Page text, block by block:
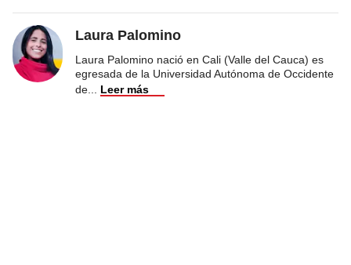
Laura Palomino
Laura Palomino nació en Cali (Valle del Cauca) es
egresada de la Universidad Autónoma de Occidente
de
Leer más